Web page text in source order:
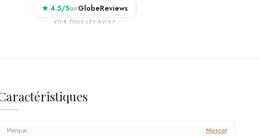
★ 4.5/5surGlobeReviews
VOIR TOUS LES AVIS↗
Marque Moscot